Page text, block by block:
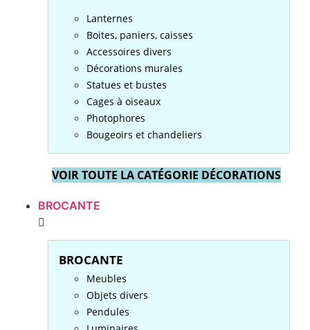
Lanternes
Boites, paniers, caisses
Accessoires divers
Décorations murales
Statues et bustes
Cages à oiseaux
Photophores
Bougeoirs et chandeliers
VOIR TOUTE LA CATÉGORIE DÉCORATIONS
BROCANTE
BROCANTE
Meubles
Objets divers
Pendules